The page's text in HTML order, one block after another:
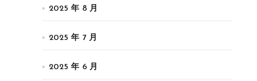
2025 年 8 月
2025 年 7 月
2025 年 6 月